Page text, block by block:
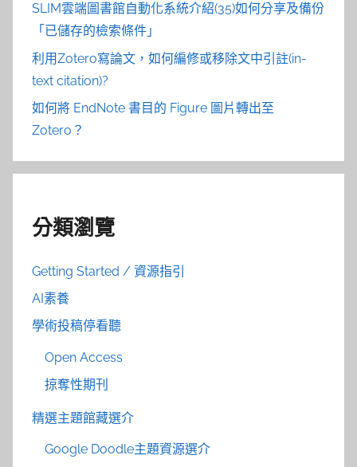
SLIM雲端圖書館自動化系統介紹(35)如何分享及備份
「已儲存的檢索條件」
利用Zotero寫論文，如何編修或移除文中引註(in-
text citation)?
如何將 EndNote 書目的 Figure 圖片轉出至
Zotero？
分類瀏覽
Getting Started / 資源指引
AI素養
學術投稿停看聽
Open Access
掠奪性期刊
精選主題館藏選介
Google Doodle主題資源選介